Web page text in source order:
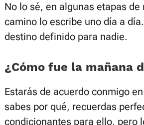
No lo sé, en algunas etapas
camino lo escribe uno día a
destino definido para nadie.
¿Cómo fue la mañana
Estarás de acuerdo conmigo
sabes por qué, recuerdas
condicionantes para ello, pero